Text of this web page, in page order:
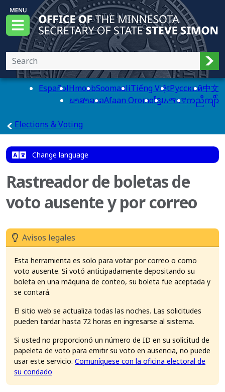
Skip to main content
Menu
Office of the Minnesota Secretary of State, Steve
EspañolHmoobSoomaaliTiếng ViệtPусский中文
ພາສາລາວAfaan Oromoខ្មែរአማርኛကညီကျိာ်
Elections & Votingmain page
Change language
Rastreador de boletas de
voto ausente y por correo
Avisos legales
Esta herramienta es solo para votar por correo o como
voto ausente. Si votó anticipadamente depositando su
boleta en una máquina de conteo, su boleta fue aceptada y
se contará.
El sitio web se actualiza todas las noches. Las solicitudes
pueden tardar hasta 72 horas en ingresarse al sistema.
Si usted no proporcionó un número de ID en su solicitud de
papeleta de voto para emitir su voto en ausencia, no puede
usar este servicio. Comuníquese con la oficina electoral de
su condado